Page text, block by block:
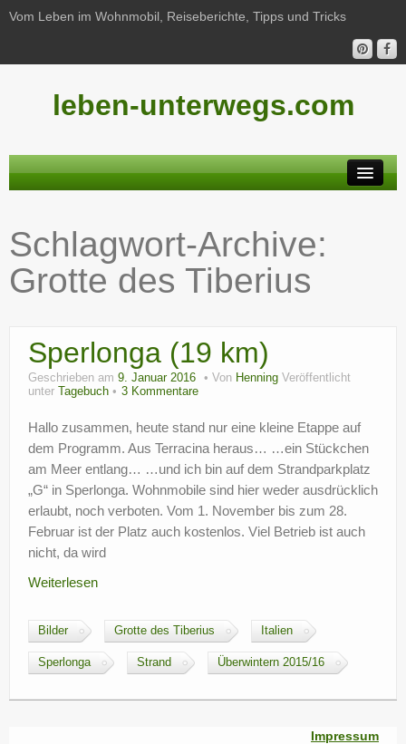
Vom Leben im Wohnmobil, Reiseberichte, Tipps und Tricks
leben-unterwegs.com
Reiseberichte
Unterwegs
Freizeit
Wohnmobil-Technik
?
Schlagwort-Archive:
Grotte des Tiberius
Sperlonga (19 km)
Geschrieben am 9. Januar 2016 Von Henning Veröffentlicht
unter
Tagebuch 3 Kommentare
Hallo zusammen, heute stand nur eine kleine Etappe auf
dem Programm. Aus Terracina heraus… …ein Stückchen
am Meer entlang… …und ich bin auf dem Strandparkplatz
„G“ in Sperlonga. Wohnmobile sind hier weder ausdrücklich
erlaubt, noch verboten. Vom 1. November bis zum 28.
Februar ist der Platz auch kostenlos. Viel Betrieb ist auch
nicht, da wird
Weiterlesen
Bilder Grotte des Tiberius Italien
Sperlonga Strand Überwintern 2015/16
Impressum